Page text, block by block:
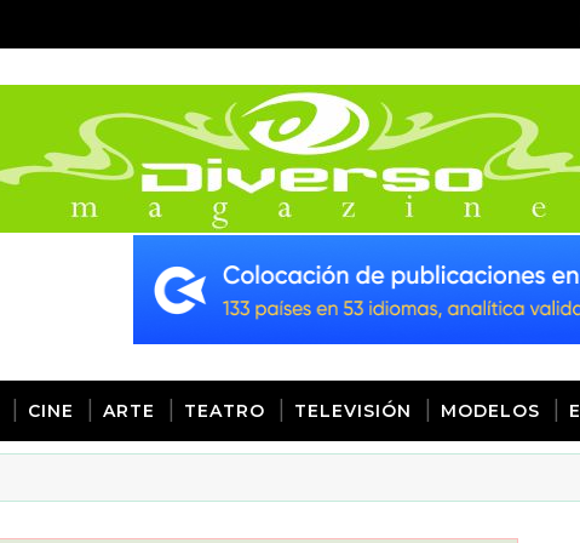
CINE ARTE TEATRO TELEVISIÓN MODELOS